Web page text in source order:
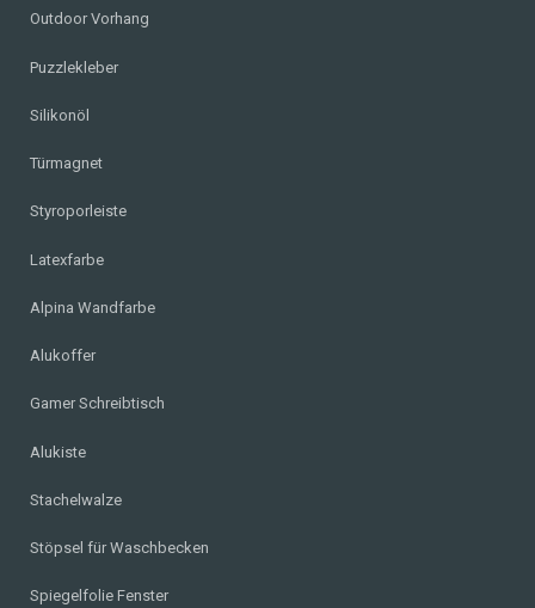
Outdoor Vorhang
Puzzlekleber
Silikonöl
Türmagnet
Styroporleiste
Latexfarbe
Alpina Wandfarbe
Alukoffer
Gamer Schreibtisch
Alukiste
Stachelwalze
Stöpsel für Waschbecken
Spiegelfolie Fenster